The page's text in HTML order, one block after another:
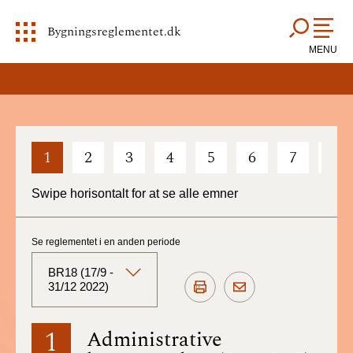
Bygningsreglementet.dk
MENU
1 2 3 4 5 6 7
Swipe horisontalt for at se alle emner
1 Administrative
Se reglementet i en anden periode
BR18 (17/9 -
31/12 2022)
BR18 (Aktuelt)